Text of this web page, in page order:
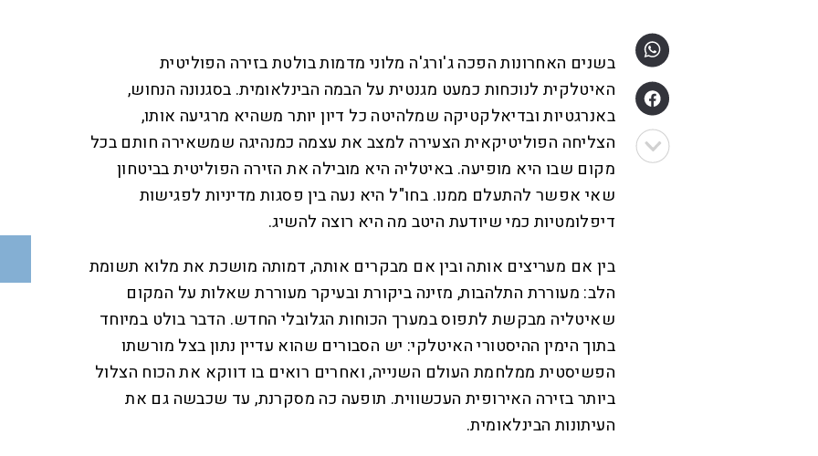
בשנים האחרונות הפכה ג'ורג'ה מלוני מדמות בולטת בזירה הפוליטית
האיטלקית לנוכחות כמעט מגנטית על הבמה הבינלאומית. בסגנונה הנחוש,
באנרגטיות ובדיאלקטיקה שמלהיטה כל דיון יותר משהיא מרגיעה אותו,
הצליחה הפוליטיקאית הצעירה למצב את עצמה כמנהיגה שמשאירה חותם בכל
מקום שבו היא מופיעה. באיטליה היא מובילה את הזירה הפוליטית בביטחון
שאי אפשר להתעלם ממנו. בחו"ל היא נעה בין פסגות מדיניות לפגישות
דיפלומטיות כמי שיודעת היטב מה היא רוצה להשיג.
בין אם מעריצים אותה ובין אם מבקרים אותה, דמותה מושכת את מלוא תשומת
הלב: מעוררת התלהבות, מזינה ביקורת ובעיקר מעוררת שאלות על המקום
שאיטליה מבקשת לתפוס במערך הכוחות הגלובלי החדש. הדבר בולט במיוחד
בתוך הימין ההיסטורי האיטלקי: יש הסבורים שהוא עדיין נתון בצל מורשתו
הפשיסטית ממלחמת העולם השנייה, ואחרים רואים בו דווקא את הכוח הצלול
ביותר בזירה האירופית העכשווית. תופעה כה מסקרנת, עד שכבשה גם את
העיתונות הבינלאומית.